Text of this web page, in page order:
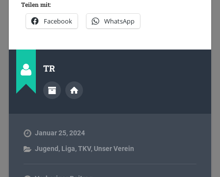
Teilen mit:
Facebook WhatsApp
TR
Januar 25, 2024
Jugend , Liga,TKV, Unser Verein